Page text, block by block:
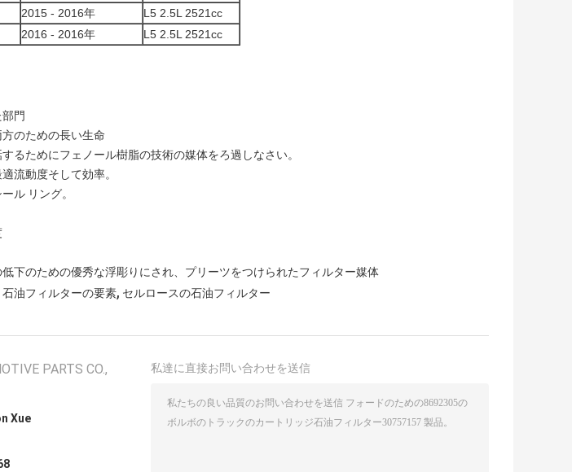
2015 - 2016年
L5 2.5L 2521cc
2016 - 2016年 L5 2.5L 2521cc
門
のための長い生命
るためにフェノール樹脂の技術の媒体をろ過しなさい。
流動度そして効率。
ル リング。
下のための優秀な浮彫りにされ、プリーツをつけられたフィルター媒体
石油フィルターの要素, セルロースの石油フィルター
PARTS CO.,
Xue
私達に直接お問い合わせを送信